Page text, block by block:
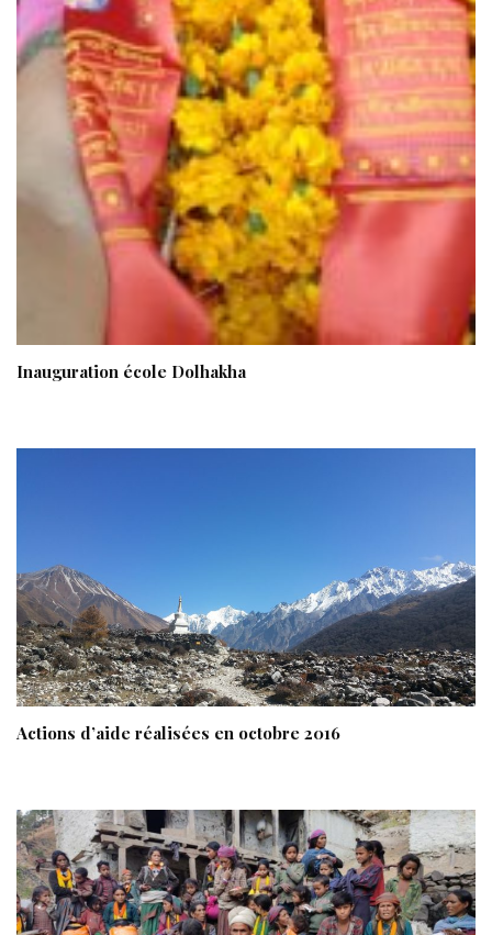
Inauguration école Dolhakha
Actions d’aide réalisées en octobre 2016